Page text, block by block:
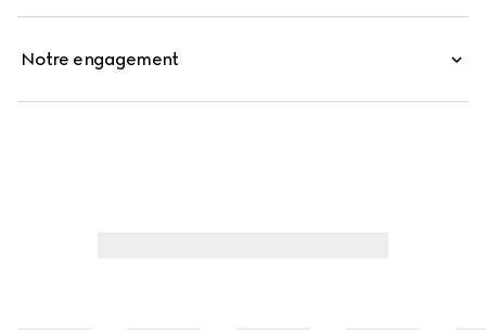
Notre engagement